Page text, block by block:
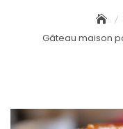
Gâteau maison